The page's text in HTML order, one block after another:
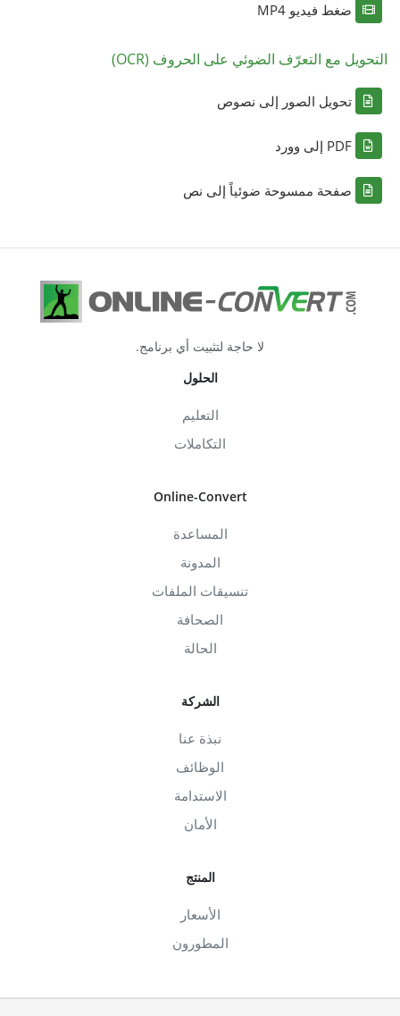
ضغط فيديو MP4
التحويل مع التعرّف الضوئي على الحروف (OCR)
تحويل الصور إلى نصوص
PDF إلى وورد
صفحة ممسوحة ضوئياً إلى نص
لا حاجة لتثبيت أي برنامج.
الحلول
التعليم
التكاملات
Online-Convert
المساعدة
المدونة
تنسيقات الملفات
الصحافة
الحالة
الشركة
نبذة عنا
الوظائف
الاستدامة
الأمان
المنتج
الأسعار
المطورون